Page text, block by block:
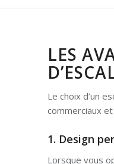
LES
Le choix d’un
commerciaux
1. Design
Lorsque vous